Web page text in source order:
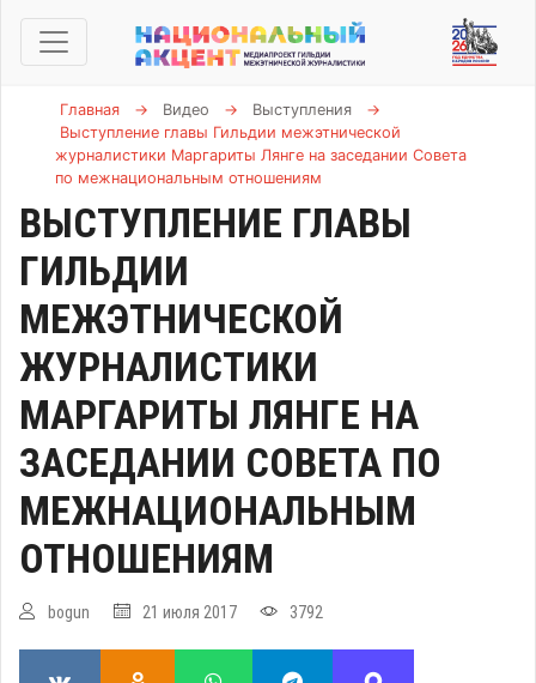
Главная → Видео → Выступления
→
Выступление главы Гильдии межэтнической
журналистики Маргариты Лянге на заседании Совета
по межнациональным отношениям
ВЫСТУПЛЕНИЕ ГЛАВЫ
ГИЛЬДИИ
МЕЖЭТНИЧЕСКОЙ
ЖУРНАЛИСТИКИ
МАРГАРИТЫ ЛЯНГЕ НА
ЗАСЕДАНИИ СОВЕТА ПО
МЕЖНАЦИОНАЛЬНЫМ
ОТНОШЕНИЯМ
bogun 21 июля 2017 3792